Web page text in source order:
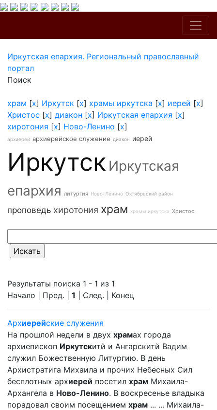
Иркутская епархия. Региональный православный
портал
Поиск
храм [x] Иркутск [x] храмы иркутска [x] иерей [x]
Христос [x] диакон [x] Иркутская епархия [x]
хиротония [x] Ново-Ленино [x]
архиерей архиерейское служение диакон иерей
Иркутск Иркутская
епархия литургия Ново-Ленино Октябрьский район
проповедь хиротония храм храмы иркутска Христос
Результаты поиска 1 - 1 из 1
Начало | Пред. | 1 | След. | Конец
Архиерейские служения
На прошлой недели в двух храмах города
архиепископ Иркутскитй и Ангарскитй Вадим
служил Божественную Литургию. В день
Архистратига Михаила и прочих Небесных Сил
бесплотных архиерей посетил храм Михаила-
Архангела в Ново-Ленино. В воскресенье владыка
порадовал своим посещением храм ... ... Михаила-